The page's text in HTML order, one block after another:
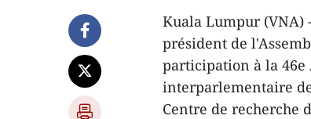
Kuala Lumpur
président de
participation à la 46e
interparlementaire
Centre de recherche